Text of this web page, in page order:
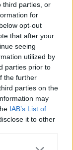
third parties, or
for
opt-out
that after your
seeing
utilized by
parties prior to
the further
parties on the
may
IAB’s List of
it to other
more Google
τους
οποίων
απάνθρωπη